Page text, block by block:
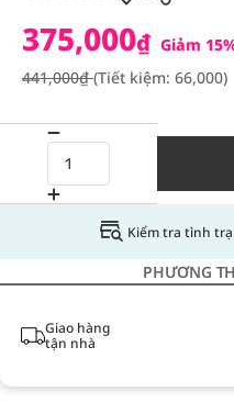
375,000₫ Giảm
441,000₫(Tiết kiệm: 66,000)
Kiểm tra tình
PHƯƠNG
Giao hàng
tận nhà